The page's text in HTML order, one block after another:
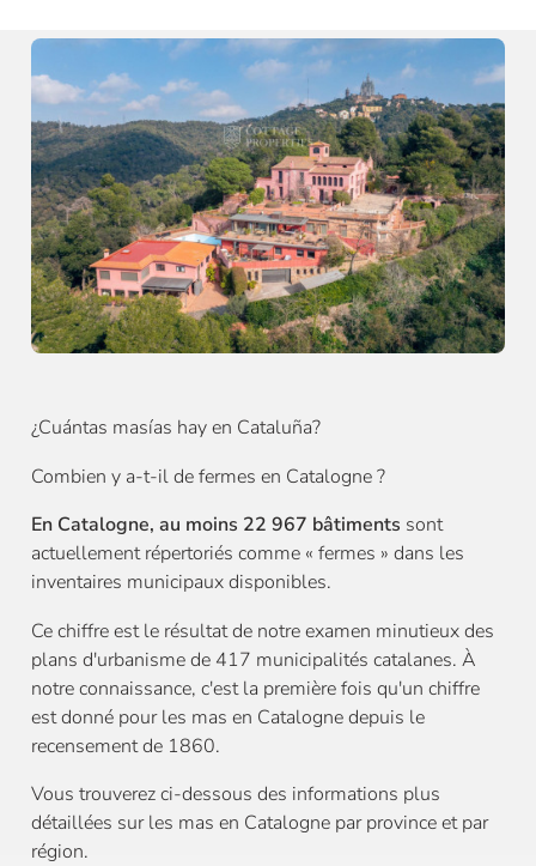
¿Cuántas masías hay en Cataluña?
Combien y a-t-il de fermes en Catalogne ?
En Catalogne, au moins 22 967 bâtiments sont
actuellement répertoriés comme « fermes » dans les
inventaires municipaux disponibles.
Ce chiffre est le résultat de notre examen minutieux des
plans d'urbanisme de 417 municipalités catalanes. À
notre connaissance, c'est la première fois qu'un chiffre
est donné pour les mas en Catalogne depuis le
recensement de 1860.
Vous trouverez ci-dessous des informations plus
détaillées sur les mas en Catalogne par province et par
région.